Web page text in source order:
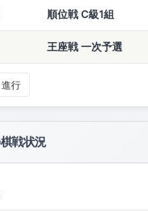
順位戦 C級1組
王座戦 一次予選
行
戦状況